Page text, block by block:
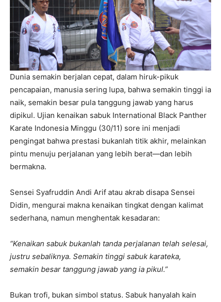
Dunia semakin berjalan cepat, dalam hiruk-pikuk
pencapaian, manusia sering lupa, bahwa semakin tinggi ia
naik, semakin besar pula tanggung jawab yang harus
dipikul. Ujian kenaikan sabuk International Black Panther
Karate Indonesia Minggu (30/11) sore ini menjadi
pengingat bahwa prestasi bukanlah titik akhir, melainkan
pintu menuju perjalanan yang lebih berat—dan lebih
bermakna.
Sensei Syafruddin Andi Arif atau akrab disapa Sensei
Didin, mengurai makna kenaikan tingkat dengan kalimat
sederhana, namun menghentak kesadaran:
“Kenaikan sabuk bukanlah tanda perjalanan telah selesai,
justru sebaliknya. Semakin tinggi sabuk karateka,
semakin besar tanggung jawab yang ia pikul.”
Bukan trofi, bukan simbol status. Sabuk hanyalah kain